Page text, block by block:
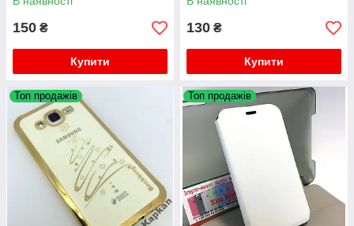
150 ₴
Купити
130 ₴
Купити
Топ продажів Топ продажів